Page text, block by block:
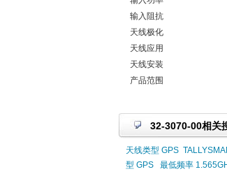
输入阻抗
天线极化
天线应用
天线安装
产品范围
32-3070-00相关
天线类型 GPS
型 GPS
最低频率